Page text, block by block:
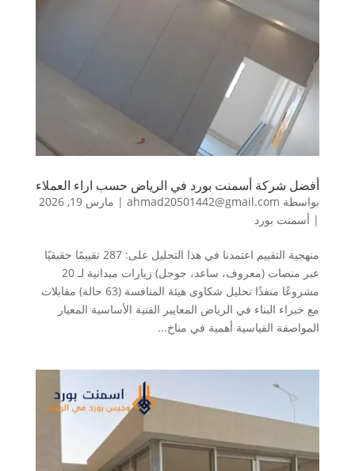
أفضل شركة أسمنت بورد في الرياض حسب اراء العملاء
بواسطة ahmad20501442@gmail.com
| مارس 19, 2026
| أسمنت بورد
منهجية التقييم اعتمدنا في هذا التحليل على: 287 تقييمًا حقيقيًا
عبر منصات (معروف، ساعد، جوجل) زيارات ميدانية لـ 20
مشروعًا منفذًا تحليل شكاوى هيئة المنافسة (63 حالة) مقابلات
مع خبراء البناء في الرياض المعايير الفنية الأساسية المعيار
المواصفة القياسية أهمية في مناخ...